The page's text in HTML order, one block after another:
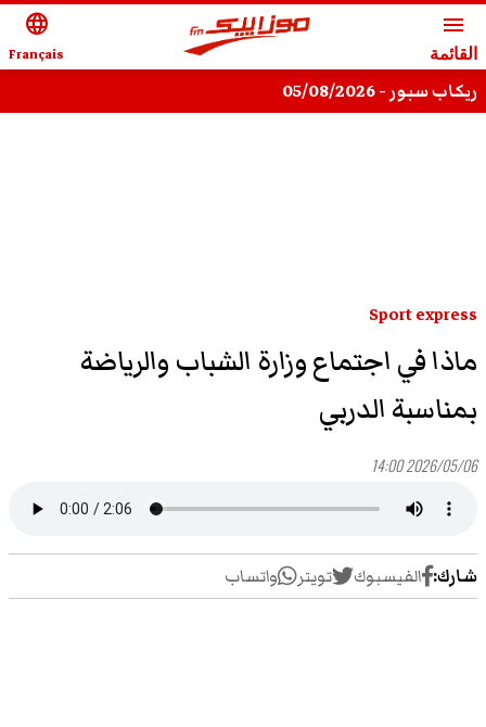
menu
القائمة
language
Français
ريكاب سبور - 05/08/2026
Sport express
ماذا في اجتماع وزارة الشباب والرياضة
بمناسبة الدربي
2026/05/06 14:00
شارك: الفيسبوك تويتر واتساب